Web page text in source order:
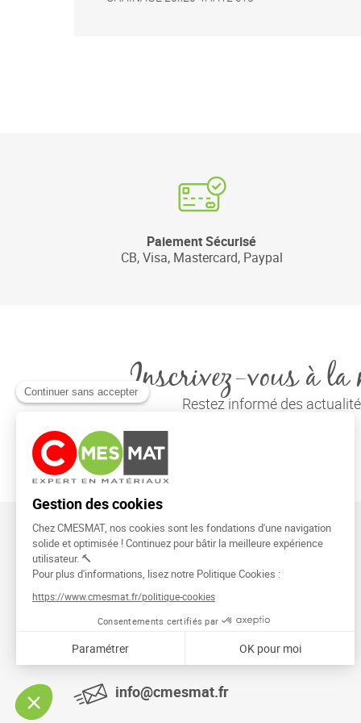
Paiement Sécurisé
CB, Visa, Mastercard, Paypal
Inscrivez-vous à la
Restez informé des
CMESMAT
91026 EVRY COURCOURONNES
info@cmesmat.fr